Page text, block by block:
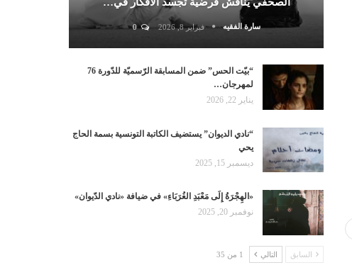
سارة الفقيه فبراير 8, 2026 0
“بيّت الحس” ضمن المسابقة الرّسميّة للدّورة 76
لمهرجان…
يناير 22, 2026
“نادي الديوان” يستضيف الكاتبة التونسية بسمة الحاج
يحي
ديسمبر 15, 2025
«الهِجْرَةُ إِلَى مَعْبَدِ الغُرَبَاءِ» في ضيافة «نادي الدّيوان»
نوفمبر 20, 2025
السابق التالي 1 من 35